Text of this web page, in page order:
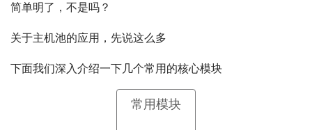
简单明了，不是吗？
关于主机池的应用，先说这么多
下面我们深入介绍一下几个常用的核心模块
常用模块